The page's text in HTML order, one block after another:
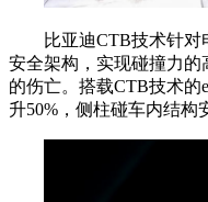
比亚迪CTB技术针
安全架构，实现碰撞力
的伤亡。搭载CTB技术的
升50%，侧柱碰车内结构